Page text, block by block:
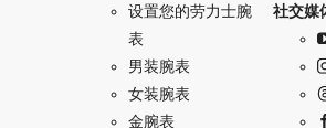
设置您的劳力士腕
表
男装腕表
女装腕表
金腕表
社交媒